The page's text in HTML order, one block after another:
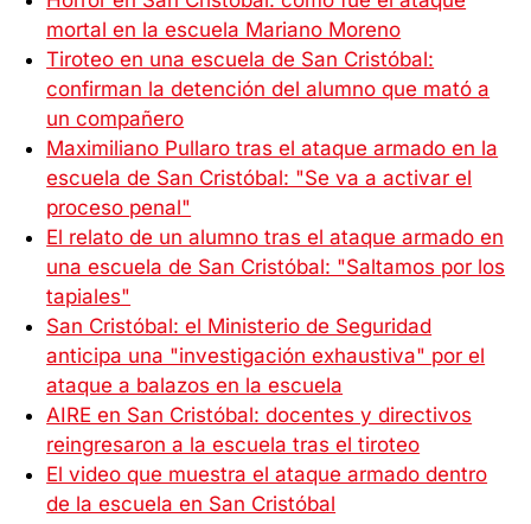
mortal en la escuela Mariano Moreno
Tiroteo en una escuela de San Cristóbal:
confirman la detención del alumno que mató a
un compañero
Maximiliano Pullaro tras el ataque armado en la
escuela de San Cristóbal: "Se va a activar el
proceso penal"
El relato de un alumno tras el ataque armado en
una escuela de San Cristóbal: "Saltamos por los
tapiales"
San Cristóbal: el Ministerio de Seguridad
anticipa una "investigación exhaustiva" por el
ataque a balazos en la escuela
AIRE en San Cristóbal: docentes y directivos
reingresaron a la escuela tras el tiroteo
El video que muestra el ataque armado dentro
de la escuela en San Cristóbal